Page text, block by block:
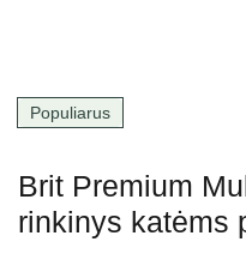
Populiarus
Brit Premium
rinkinys katėms